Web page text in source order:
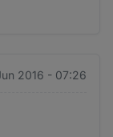
2016 - 07:26